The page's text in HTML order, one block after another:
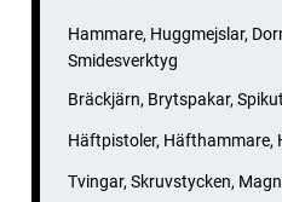
Hammare, Huggmejslar,
Smidesverktyg
Bräckjärn, Brytspakar,
Häftpistoler, Häfthammare,
Tvingar, Skruvstycken,